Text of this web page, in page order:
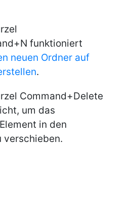
funktioniert
neuen Ordner auf
.
Command+Delete
um das
in den
verschieben.